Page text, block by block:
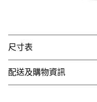
尺寸表
配送及購物資訊